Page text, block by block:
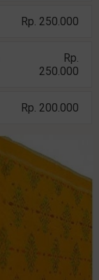
Rp. 250.000
Rp.
250.000
Rp. 200.000